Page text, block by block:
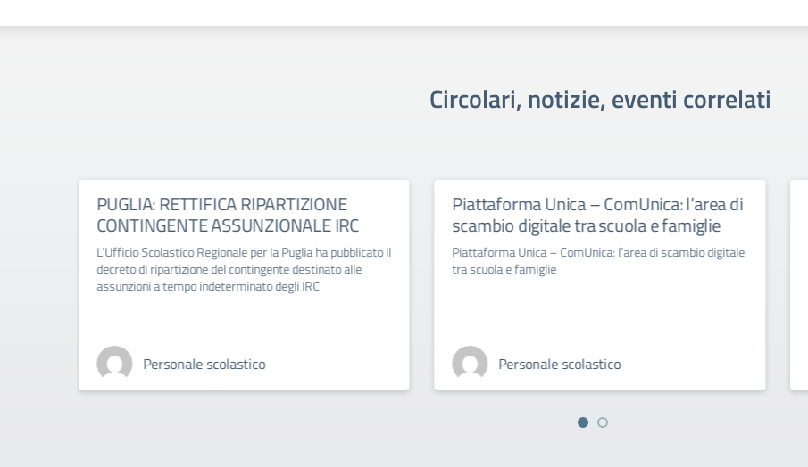
Circolari, notizie, eventi correlati
PUGLIA: RETTIFICA RIPARTIZIONE
CONTINGENTE ASSUNZIONALE IRC
L’Ufficio Scolastico Regionale per la Puglia ha pubblicato il
decreto di ripartizione del contingente destinato alle
assunzioni a tempo indeterminato degli IRC
Personale scolastico
Piattaforma Unica – ComUnica: l’area di
scambio digitale tra scuola e famiglie
Piattaforma Unica – ComUnica: l’area di scambio digitale
tra scuola e famiglie
Personale scolastico